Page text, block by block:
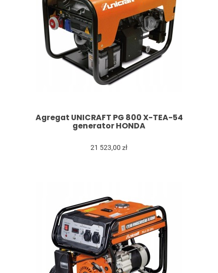
Agregat UNICRAFT PG 800 X-TEA-54
generator HONDA
21 523,00 zł